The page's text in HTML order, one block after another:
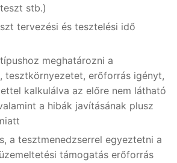
stb.)
tervezési és tesztelési idő
meghatározni a
tesztkörnyezetet, erőforrás igényt,
kalkulálva az előre nem látható
a hibák javításának plusz
a tesztmenedzserrel egyeztetni a
támogatás erőforrás